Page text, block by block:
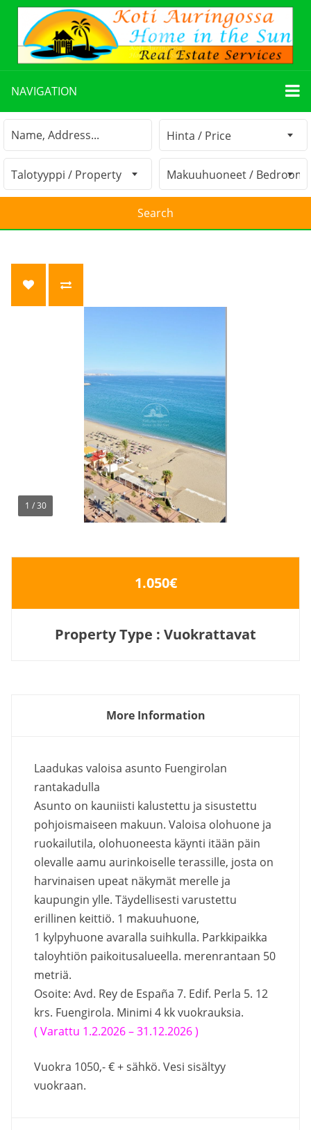
NAVIGATION
1 /30
1.050€
Property Type : Vuokrattavat
More Information
Laadukas valoisa asunto Fuengirolan
rantakadulla
Asunto on kauniisti kalustettu ja sisustettu
pohjoismaiseen makuun. Valoisa olohuone ja
ruokailutila, olohuoneesta käynti itään päin
olevalle aamu aurinkoiselle terassille, josta on
harvinaisen upeat näkymät merelle ja
kaupungin ylle. Täydellisesti varustettu
erillinen keittiö. 1 makuuhuone,
1 kylpyhuone avaralla suihkulla. Parkkipaikka
taloyhtiön paikoitusalueella. merenrantaan 50
metriä.
Osoite: Avd. Rey de España 7. Edif. Perla 5. 12
krs. Fuengirola. Minimi 4 kk vuokrauksia.
( Varattu 1.2.2026 – 31.12.2026 )
Vuokra 1050,- € + sähkö. Vesi sisältyy
vuokraan.